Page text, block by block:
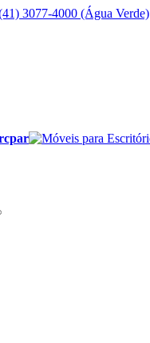
3077-4000 (Água Verde)